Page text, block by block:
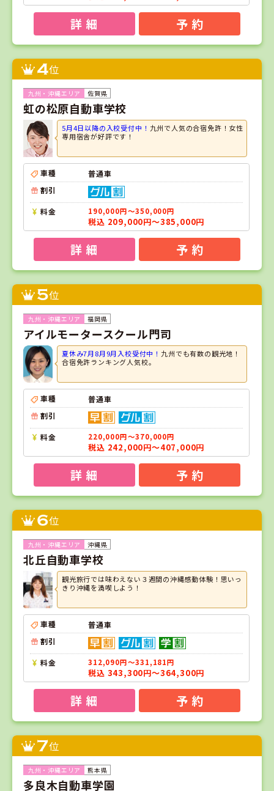
詳 細 予 約
4位
佐賀県
虹の松原自動車学校
5月4日以降の入校受付中！ 九州で人気の合宿免許！女性
専用宿舎が好評です！
車種
普通車
割引
料金 190,000円～350,000円
税込 209,000円～385,000円
詳 細 予 約
5位
福岡県
アイルモータースクール門司
夏休み7月8月9月入校受付中！ 九州でも有数の観光地！
合宿免許ランキング人気校。
車種
普通車
割引
料金 220,000円～370,000円
税込 242,000円～407,000円
詳 細 予 約
6位
沖縄県
北丘自動車学校
観光旅行では味わえない３週間の沖縄感動体験！思いっ
きり沖縄を満喫しよう！
車種
普通車
割引
料金 312,090円～331,181円
税込 343,300円～364,300円
詳 細 予 約
7位
熊本県
多良木自動車学園